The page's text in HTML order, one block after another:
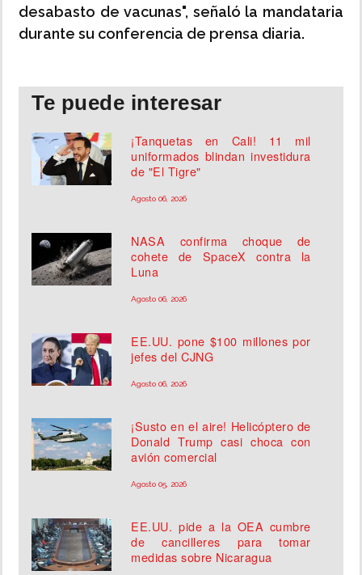
desabasto de vacunas", señaló la mandataria
durante su conferencia de prensa diaria.
Te puede interesar
¡Tanquetas en Cali! 11 mil
uniformados blindan investidura
de "El Tigre"
Agosto 06, 2026
NASA confirma choque de
cohete de SpaceX contra la
Luna
Agosto 06, 2026
EE.UU. pone $100 millones por
jefes del CJNG
Agosto 06, 2026
¡Susto en el aire! Helicóptero de
Donald Trump casi choca con
avión comercial
Agosto 05, 2026
EE.UU. pide a la OEA cumbre
de cancilleres para tomar
medidas sobre Nicaragua